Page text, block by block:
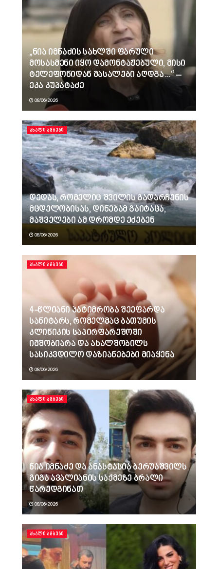
„ნია იმნაძის სახლში ფარული
მოსასმენი იყო დამონტაჟებული, მისი
ტელეფონიდან მასალები აღდგა…“ –
ეკა კუპატაძე
08/06/2026
ᲐᲮᲐᲚᲘ ᲐᲛᲑᲔᲑᲘ
დედას, რომელიც შვილის გადარჩენის
მცდელობისას, დინებამ გაიტაცა,
მაშველები ამ დრომდე ეძებენ
08/06/2026
ᲐᲮᲐᲚᲘ ᲐᲛᲑᲔᲑᲘ
4-წლიანი პატიმრობა შეეფარდა
სანიტარს, რომელმაც ბათუმის
კლინიკის საპირფარეშოში
იმშობიარა და ახალშობილს
სასიკვდილო დაზიანებები მიაყენა
08/06/2026
ᲐᲮᲐᲚᲘ ᲐᲛᲑᲔᲑᲘ
ნია იმნაძე და ანასტასია ბერუაშვილს
გიგა ავალიანის საქმეზე ბრალი
წარედგინათ
08/06/2026
ᲐᲮᲐᲚᲘ ᲐᲛᲑᲔᲑᲘ